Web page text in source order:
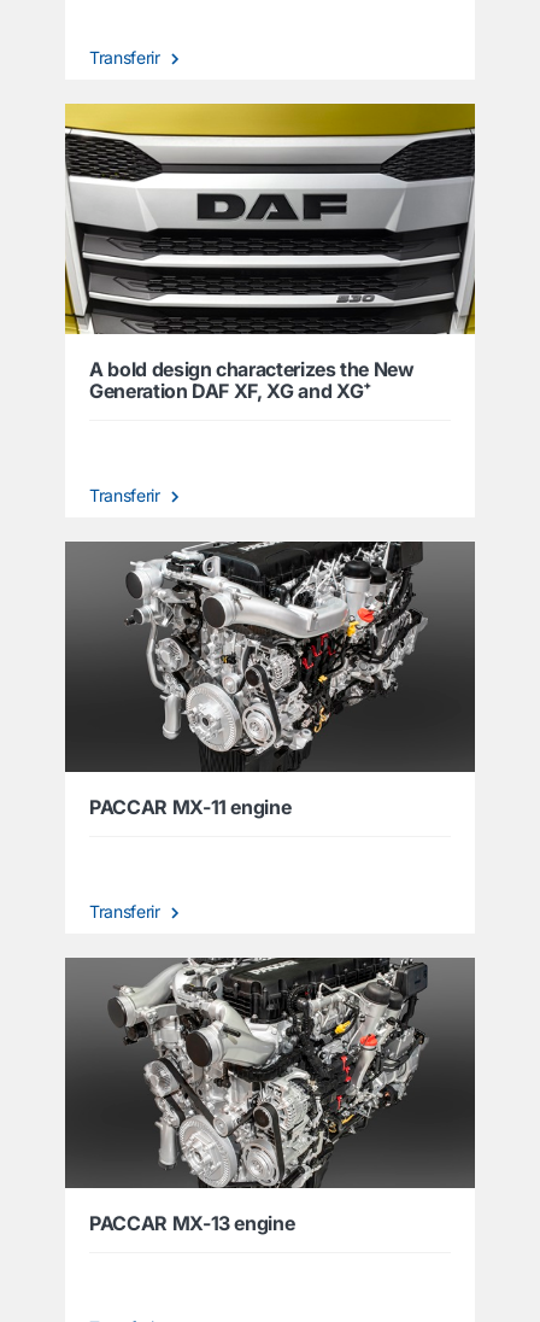
Transferir
A bold design characterizes the New
Generation DAF XF, XG and XG⁺
Transferir
PACCAR MX-11 engine
Transferir
PACCAR MX-13 engine